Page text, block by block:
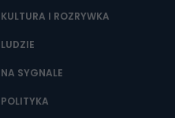
KULTURA I ROZRYWKA
LUDZIE
NA SYGNALE
POLITYKA